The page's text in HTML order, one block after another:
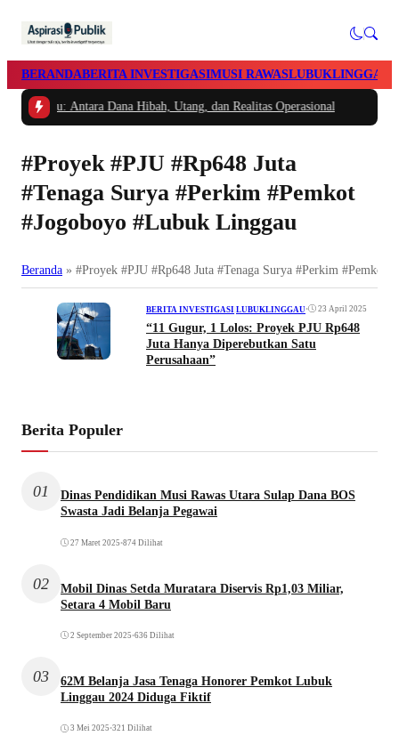
BERANDABERITA INVESTIGASIMUSI RAWASLUBUKLINGGAU
Antara Dana Hibah, Utang, dan Realitas Operasional
#Proyek #PJU #Rp648 Juta
#Tenaga Surya #Perkim #Pemkot
#Jogoboyo #Lubuk Linggau
Beranda » #Proyek #PJU #Rp648 Juta #Tenaga Surya #Perkim #Pemkot
BERITA INVESTIGASI LUBUKLINGGAU• 23 April 2025
“11 Gugur, 1 Lolos: Proyek PJU Rp648
Juta Hanya Diperebutkan Satu
Perusahaan”
Berita Populer
01
Dinas Pendidikan Musi Rawas Utara Sulap Dana BOS
Swasta Jadi Belanja Pegawai
27 Maret 2025 •874 Dilihat
02
Mobil Dinas Setda Muratara Diservis Rp1,03 Miliar,
Setara 4 Mobil Baru
2 September 2025 •636 Dilihat
03
62M Belanja Jasa Tenaga Honorer Pemkot Lubuk
Linggau 2024 Diduga Fiktif
3 Mei 2025 •321 Dilihat